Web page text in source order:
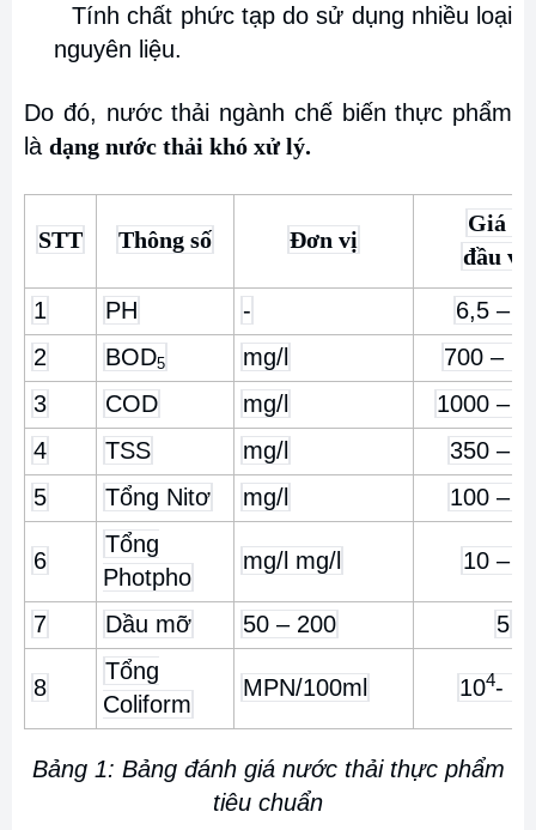
Tính chất phức tạp do sử dụng nhiều loại
nguyên liệu.
Do đó, nước thải ngành chế biến thực phẩm
là dạng nước thải khó xử lý.
STT Thông số Đơn vị
Giá
đầu
1 PH -
6,5 –
2
BOD5 mg/l
700 –
3
COD mg/l
1000 –
4
TSS mg/l
350 –
5
Tổng Nitơ mg/l 100 –
6
Tổng
Photpho
mg/l mg/l 10 –
7 Dầu mỡ 50 – 200 5
8
Tổng
Coliform
MPN/100ml 104- 10
Bảng 1: Bảng đánh giá nước thải thực phẩm
tiêu chuẩn